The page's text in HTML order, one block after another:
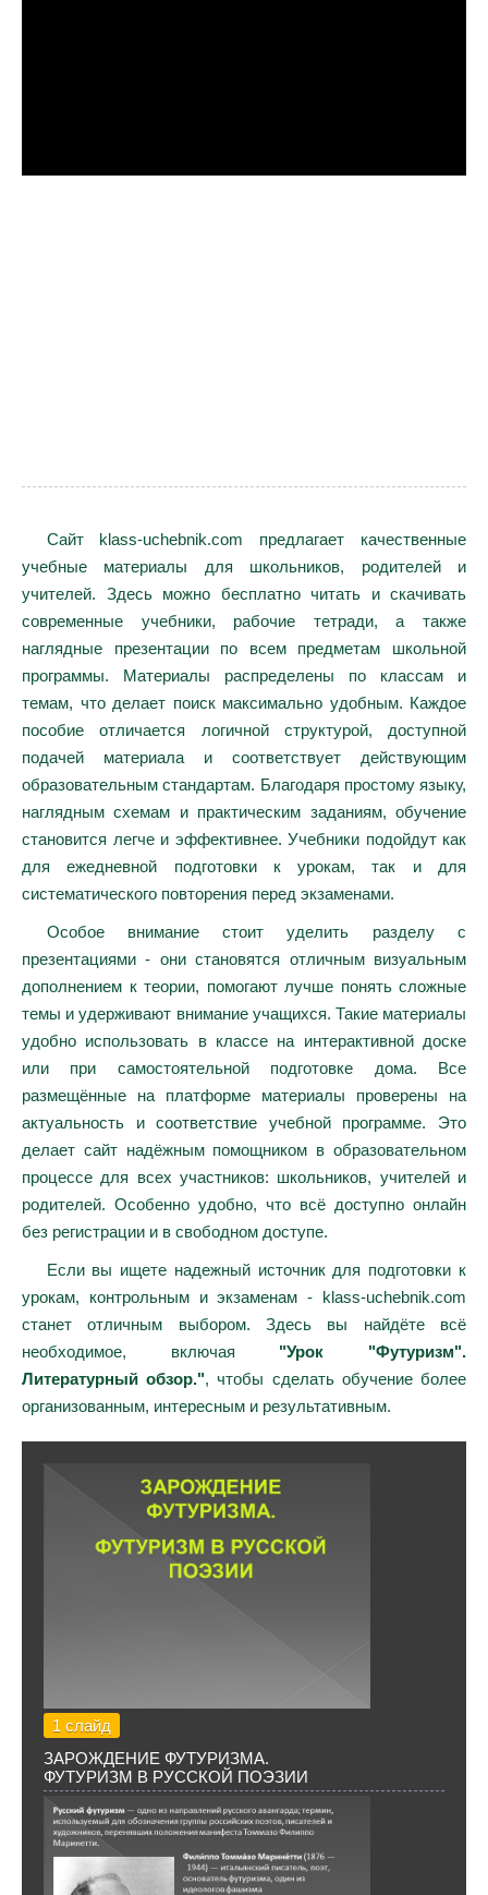
Сайт klass-uchebnik.com предлагает качественные
учебные материалы для школьников, родителей и
учителей. Здесь можно бесплатно читать и скачивать
современные учебники, рабочие тетради, а также
наглядные презентации по всем предметам школьной
программы. Материалы распределены по классам и
темам, что делает поиск максимально удобным. Каждое
пособие отличается логичной структурой, доступной
подачей материала и соответствует действующим
образовательным стандартам. Благодаря простому языку,
наглядным схемам и практическим заданиям, обучение
становится легче и эффективнее. Учебники подойдут как
для ежедневной подготовки к урокам, так и для
систематического повторения перед экзаменами.
Особое внимание стоит уделить разделу с
презентациями - они становятся отличным визуальным
дополнением к теории, помогают лучше понять сложные
темы и удерживают внимание учащихся. Такие материалы
удобно использовать в классе на интерактивной доске
или при самостоятельной подготовке дома. Все
размещённые на платформе материалы проверены на
актуальность и соответствие учебной программе. Это
делает сайт надёжным помощником в образовательном
процессе для всех участников: школьников, учителей и
родителей. Особенно удобно, что всё доступно онлайн
без регистрации и в свободном доступе.
Если вы ищете надежный источник для подготовки к
урокам, контрольным и экзаменам - klass-uchebnik.com
станет отличным выбором. Здесь вы найдёте всё
необходимое, включая "Урок "Футуризм".
Литературный обзор.", чтобы сделать обучение более
организованным, интересным и результативным.
1 слайд
ЗАРОЖДЕНИЕ ФУТУРИЗМА.
ФУТУРИЗМ В РУССКОЙ ПОЭЗИИ